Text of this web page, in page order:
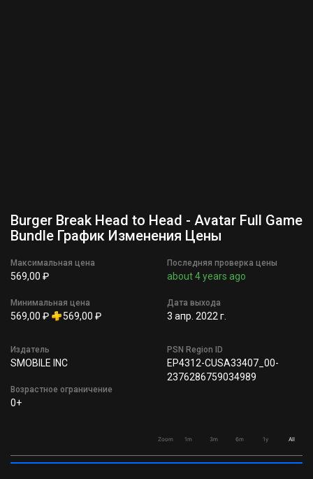
Burger Break Head to Head - Avatar Full Game
Bundle График Изменения Цены
Максимальная цена
569,00 ₽
Минимальная цена
569,00 ₽ 569,00 ₽
Последняя проверка цены
about 4 years ago
Дата выхода
3 апр. 2022 г.
Издатель
SMOBILE INC
Возрастное ограничение
0+
PSN Region ID
EP4312-CUSA33407_00-
2376286759034989
Zoom 1m 3m 6m 1y All